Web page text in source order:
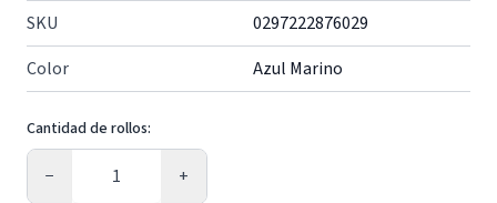
SKU
0297222876029
Color
Azul Marino
Cantidad de rollos:
−
Cantidad
+